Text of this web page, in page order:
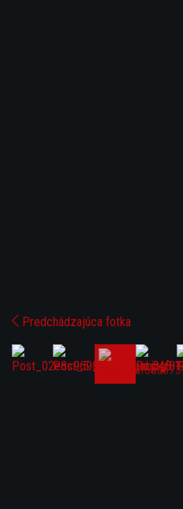
Predchádzajúca fotka